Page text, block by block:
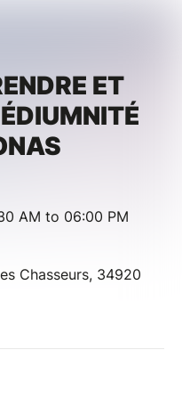
ET
AM to 06:00 PM
Chasseurs, 34920